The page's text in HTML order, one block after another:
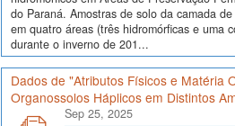
do Paraná. Amostras de solo da camada
em quatro áreas (três hidromórficas e uma
durante o inverno de 201...
Dados de "Atributos Físicos e Matéria
Organossolos Háplicos em Distintos
Sep 25, 2025